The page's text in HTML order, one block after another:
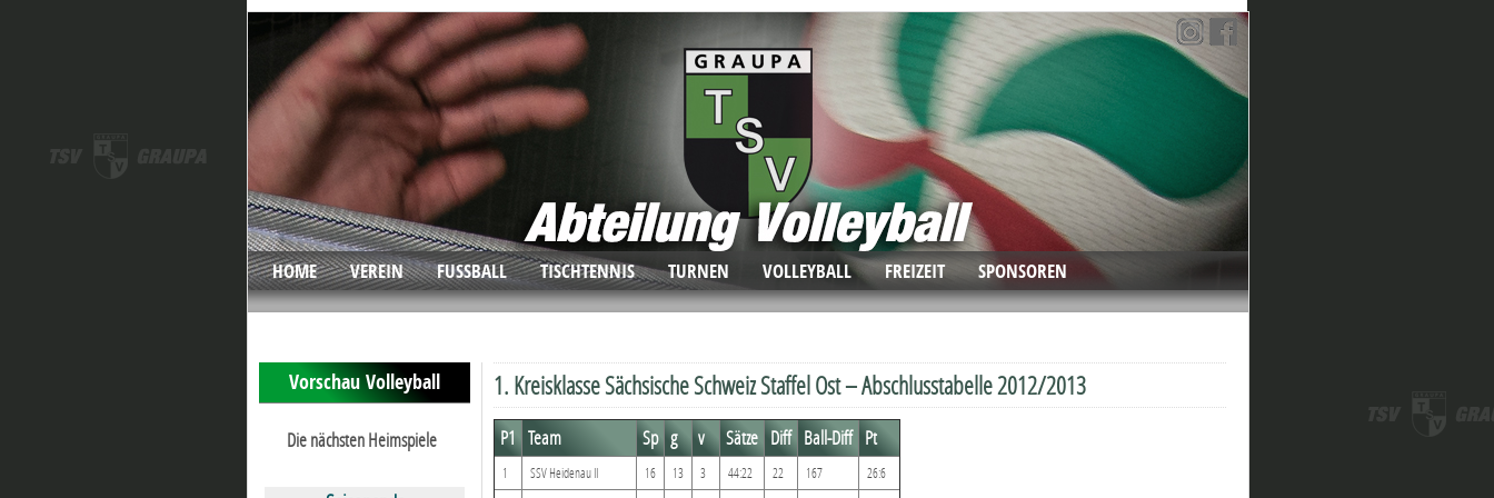
HOME VEREIN FUSSBALL TISCHTENNIS TURNEN VOLLEYBALL FREIZEIT SPONSOREN
Vorschau Volleyball
Die nächsten Heimspiele
1. Kreisklasse Sächsische Schweiz Staffel Ost – Abschlusstabelle 2012/2013
P1 Team Sp g v Sätze Diff Ball-Diff Pt
1 SSV Heidenau II 16 13 3 44:22 22 167
26:6
Folge dem TSV Graupa in den Sozialen Medien